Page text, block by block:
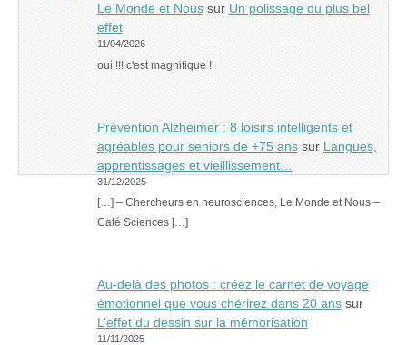
Le Monde et Noussur Un polissage du plus bel
effet
11/04/2026
oui !!! c'est magnifique !
Prévention Alzheimer : 8 loisirs intelligents et
agréables pour seniors de +75 anssur Langues,
apprentissages et vieillissement…
31/12/2025
[…] – Chercheurs en neurosciences, Le Monde et Nous –
Café Sciences […]
Au-delà des photos : créez le carnet de voyage
émotionnel que vous chérirez dans 20 anssur
L’effet du dessin sur la mémorisation
11/11/2025